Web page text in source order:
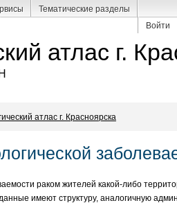
Тематические разделы
Войти
атлас г.
атлас г. Красноярска
раком жителей какой-либо
имеют структуру, аналогичную